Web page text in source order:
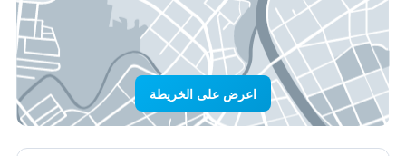
اعرض على الخريطة